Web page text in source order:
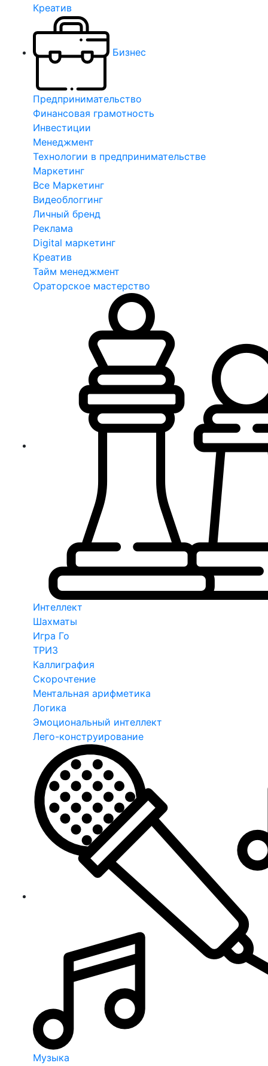
Креатив
Бизнес
Предпринимательство
Финансовая грамотность
Инвестиции
Менеджмент
Технологии в предпринимательстве
Маркетинг
Все Маркетинг
Видеоблоггинг
Личный бренд
Реклама
Digital маркетинг
Креатив
Тайм менеджмент
Ораторское мастерство
Интеллект
Шахматы
Игра Го
ТРИЗ
Каллиграфия
Скорочтение
Ментальная арифметика
Логика
Эмоциональный интеллект
Лего-конструирование
Музыка